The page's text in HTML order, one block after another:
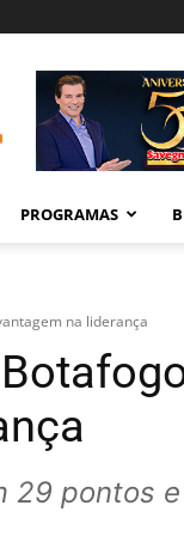
PROGRAMAS
na liderança
29 pontos